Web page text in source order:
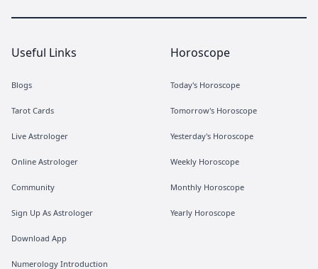
Useful Links
Blogs
Tarot Cards
Live Astrologer
Online Astrologer
Community
Sign Up As Astrologer
Download App
Numerology Introduction
Horoscope
Today's Horoscope
Tomorrow's Horoscope
Yesterday's Horoscope
Weekly Horoscope
Monthly Horoscope
Yearly Horoscope